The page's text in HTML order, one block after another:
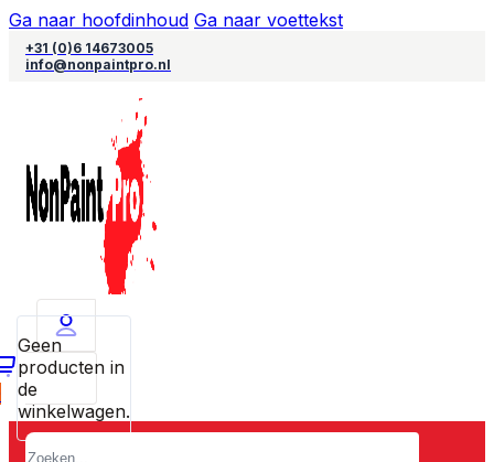
Ga naar hoofdinhoud Ga naar voettekst
+31 (0)6 14673005
info@nonpaintpro.nl
Geen
producten in
de
winkelwagen.
Zoeken